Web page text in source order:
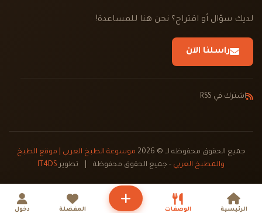
لديك سؤال أو اقتراح؟ نحن هنا للمساعدة!
راسلنا الآن
اشترك في RSS
جميع الحقوق محفوظه لــ © 2026
موسوعة الطبخ العربي | موقع الطبخ
والمطبخ العربي - جميع الحقوق محفوظة تطوير IT4DS
الرئيسية الوصفات المفضلة دخول